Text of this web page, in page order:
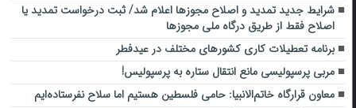
شرایط جدید تمدید و اصلاح مجوزها اعلام شد/ ثبت درخواست تمدید یا
اصلاح فقط از طریق درگاه ملی مجوزها
برنامه تعطیلات کاری کشورهای مختلف در عیدفطر
مربی پرسپولیسی مانع انتقال ستاره به پرسپولیس!
معاون قرارگاه خاتم‌الانبیا: حامی فلسطین هستیم اما سلاح نفرستاده‌ایم